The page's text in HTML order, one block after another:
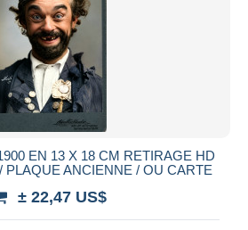
Aplicar
EN 13 X 18 CM RETIRAGE HD
PLAQUE ANCIENNE / OU CARTE
± 22,47 US$